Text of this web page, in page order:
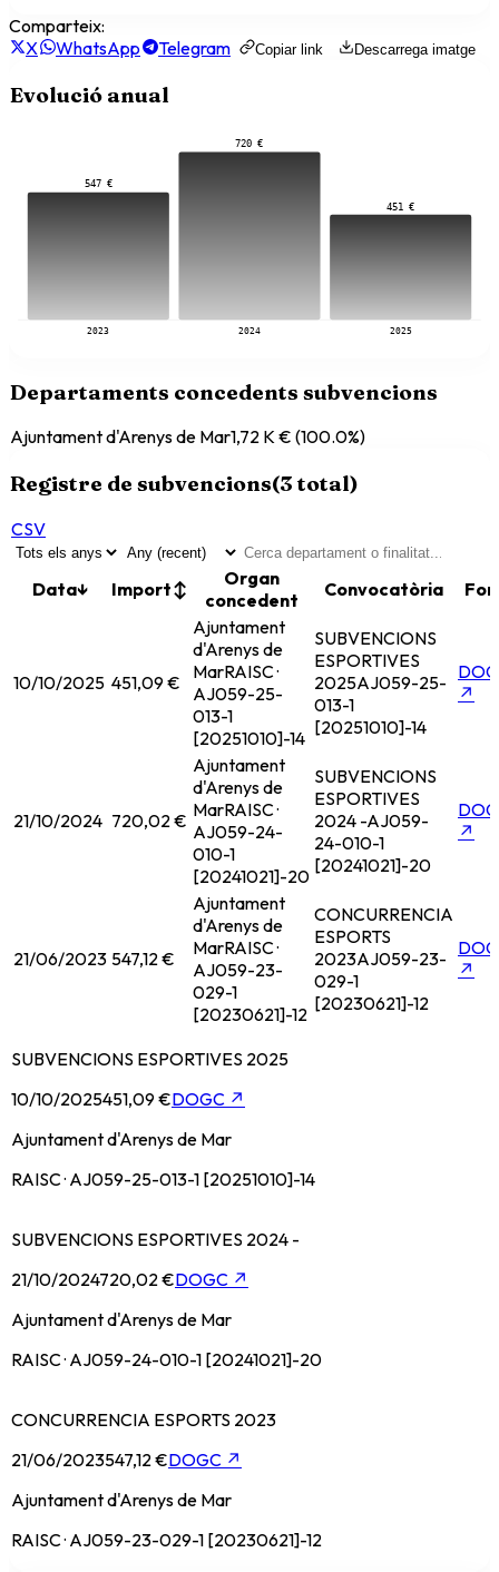
Comparteix:
X
WhatsApp Telegram Copiar link Descarrega imatge
Evolució anual
547 €
2023
720 €
2024
451 €
2025
Departaments concedents subvencions
Ajuntament d'Arenys de Mar1,72 K € (100.0%)
Registre de subvencions(3 total)
CSV
Data↓ Import↕
Organ
concedent
Convocatòria
10/10/2025 451,09 €
Ajuntament
d'Arenys de
MarRAISC ·
AJ059-25-
013-1
[20251010]-14
SUBVENCIONS
ESPORTIVES
2025AJ059-25-
013-1
[20251010]-14
↗
21/10/2024 720,02 €
Ajuntament
d'Arenys de
MarRAISC ·
AJ059-24-
010-1
[20241021]-20
SUBVENCIONS
ESPORTIVES
2024 -AJ059-
24-010-1
[20241021]-20
↗
21/06/2023 547,12 €
Ajuntament
d'Arenys de
MarRAISC ·
AJ059-23-
029-1
[20230621]-12
CONCURRENCIA
ESPORTS
2023AJ059-23-
029-1
[20230621]-12
↗
SUBVENCIONS ESPORTIVES 2025
10/10/2025451,09 €DOGC ↗
Ajuntament d'Arenys de Mar
RAISC · AJ059-25-013-1 [20251010]-14
SUBVENCIONS ESPORTIVES 2024 -
21/10/2024720,02 €DOGC ↗
Ajuntament d'Arenys de Mar
RAISC · AJ059-24-010-1 [20241021]-20
CONCURRENCIA ESPORTS 2023
21/06/2023547,12 €DOGC ↗
Ajuntament d'Arenys de Mar
RAISC · AJ059-23-029-1 [20230621]-12